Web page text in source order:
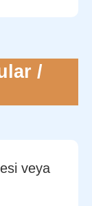
/
veya